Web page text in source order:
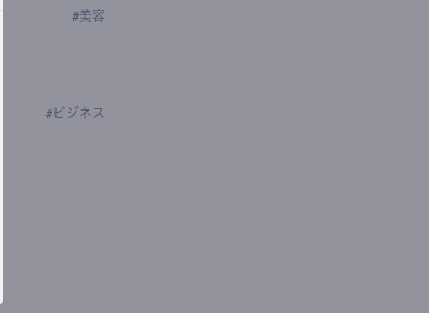
#美容
# ビジネス